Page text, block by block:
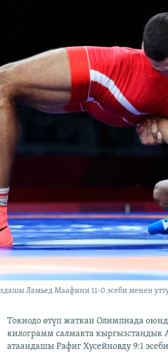
Ламьед Маафини 11-0 эсеби менен
Токиодо өтүп жаткан Олимпиада
килограмм салмакта
атаандашы Рафиг Хусейновду 9:1